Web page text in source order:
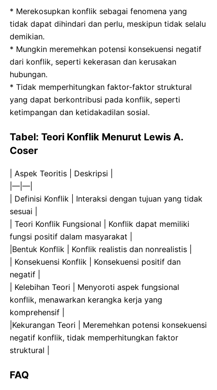
* Merekosupkan konflik sebagai fenomena yang
tidak dapat dihindari dan perlu, meskipun tidak selalu
demikian.
* Mungkin meremehkan potensi konsekuensi negatif
dari konflik, seperti kekerasan dan kerusakan
hubungan.
* Tidak memperhitungkan faktor-faktor struktural
yang dapat berkontribusi pada konflik, seperti
ketimpangan dan ketidakadilan sosial.
Tabel: Teori Konflik Menurut Lewis A.
Coser
| Aspek Teoritis | Deskripsi |
|—|—|
| Definisi Konflik | Interaksi dengan tujuan yang tidak
sesuai |
| Teori Konflik Fungsional | Konflik dapat memiliki
fungsi positif dalam masyarakat |
|Bentuk Konflik | Konflik realistis dan nonrealistis |
| Konsekuensi Konflik | Konsekuensi positif dan
negatif |
| Kelebihan Teori | Menyoroti aspek fungsional
konflik, menawarkan kerangka kerja yang
komprehensif |
|Kekurangan Teori | Meremehkan potensi konsekuensi
negatif konflik, tidak memperhitungkan faktor
struktural |
FAQ